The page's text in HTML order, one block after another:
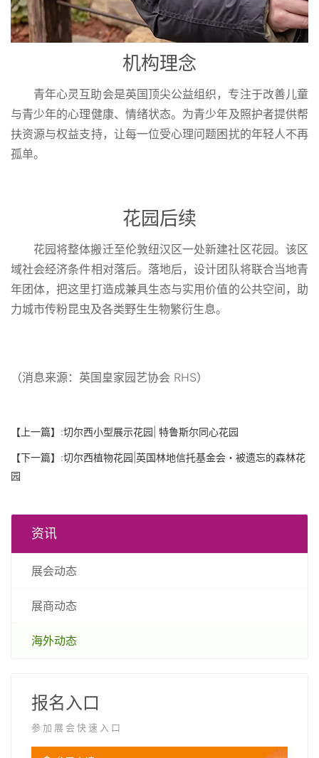
机构理念
青年心灵互助会是英国顶尖公益组织，专注于改善儿童
与青少年的心理健康、情绪状态。为青少年及照护者提供帮
扶资源与权益支持，让每一位受心理问题困扰的年轻人不再
孤单。
花园后续
花园将整体搬迁至伦敦纽汉区一处新建社区花园。该区
域社会经济条件相对落后。落地后，设计团队将联合当地青
年团体，把这里打造成兼具生态与实用价值的公共空间，助
力城市传粉昆虫及各类野生生物繁衍生息。
（消息来源：英国皇家园艺协会 RHS）
【上一篇】:切尔西小型展示花园| 特鲁斯尔同心花园
【下一篇】:切尔西植物花园|英国林地信托基金会・被遗忘的森林花
园
资讯
展会动态
展商动态
海外动态
报名入口
参加展会快速入口